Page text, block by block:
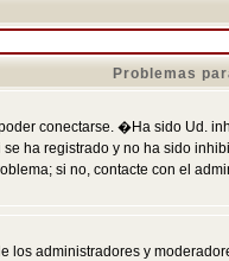
Problemas
conectarse. �Ha sido Ud.
ha registrado y no ha sido
si no, contacte con el
los administradores y